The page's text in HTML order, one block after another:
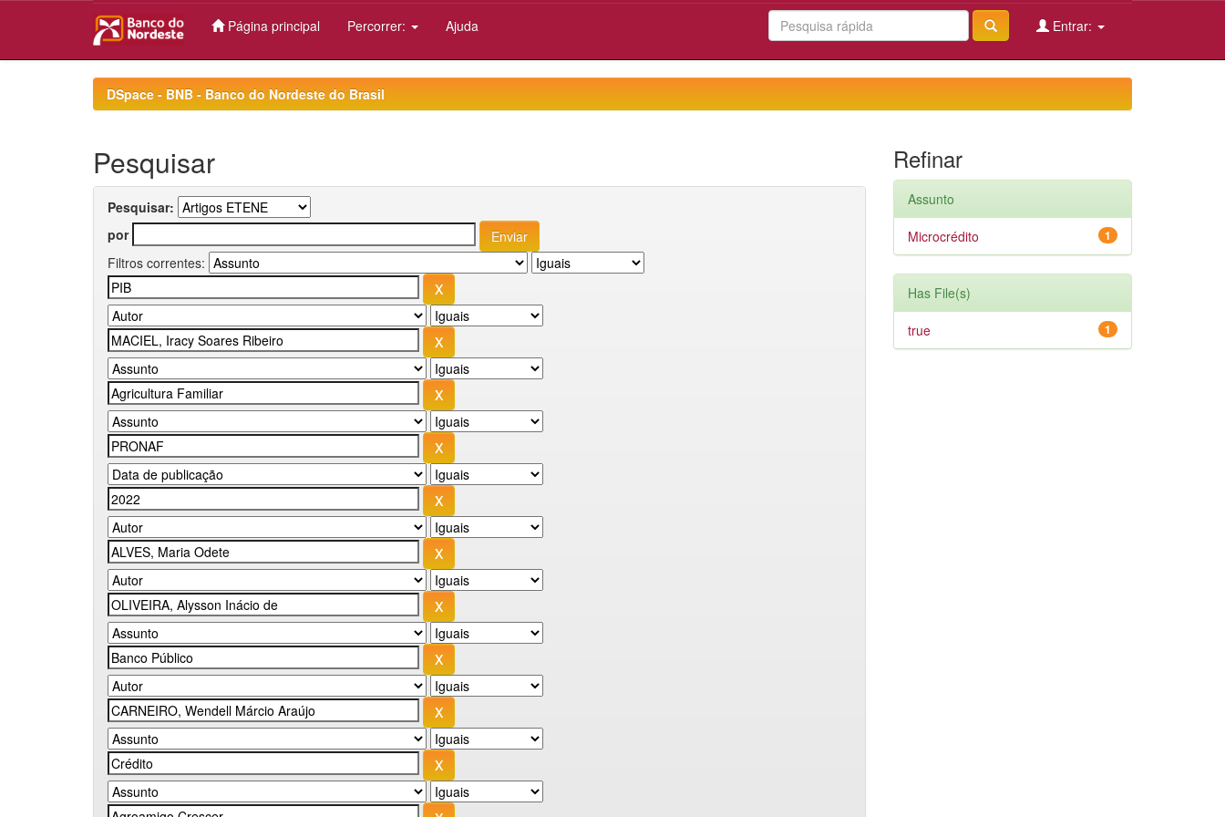
Página principal Percorrer: Ajuda Entrar:
DSpace - BNB - Banco do Nordeste do Brasil
Pesquisar
Pesquisar:
por
Filtros correntes:
Refinar
Assunto
1
Microcrédito
Has File(s)
1
true